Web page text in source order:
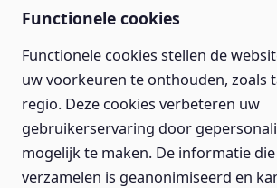
Functionele cookies
Functionele cookies stellen de
uw voorkeuren te onthouden, zoals
regio. Deze cookies verbeteren uw
gebruikerservaring door
mogelijk te maken. De informatie
verzamelen is geanonimiseerd en